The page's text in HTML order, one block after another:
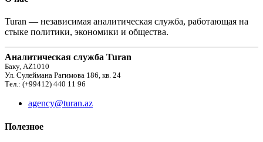
Turan — независимая аналитическая служба, работающая на
стыке политики, экономики и общества.
Аналитическая служба Turan
Баку, AZ1010
Ул. Сулеймана Рагимова 186, кв. 24
Тел.: (+99412) 440 11 96
agency@turan.az
Полезное